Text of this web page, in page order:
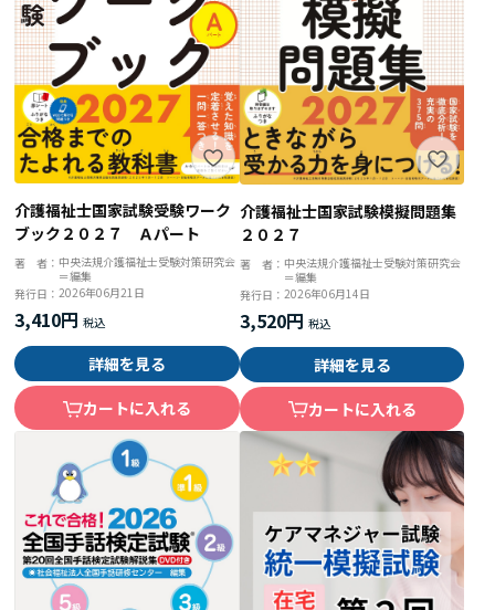
介護福祉士国家試験受験ワーク
ブック２０２７ Ａパート
著 者： 中央法規介護福祉士受験対策研究会
＝編集
発行日：2026年06月21日
3,410円
詳細を見る
カートに入れる
介護福祉士国家試験模擬問題集
２０２７
著 者： 中央法規介護福祉士受験対策研究会
＝編集
発行日： 2026年06月14日
3,520円
詳細を見る
カートに入れる